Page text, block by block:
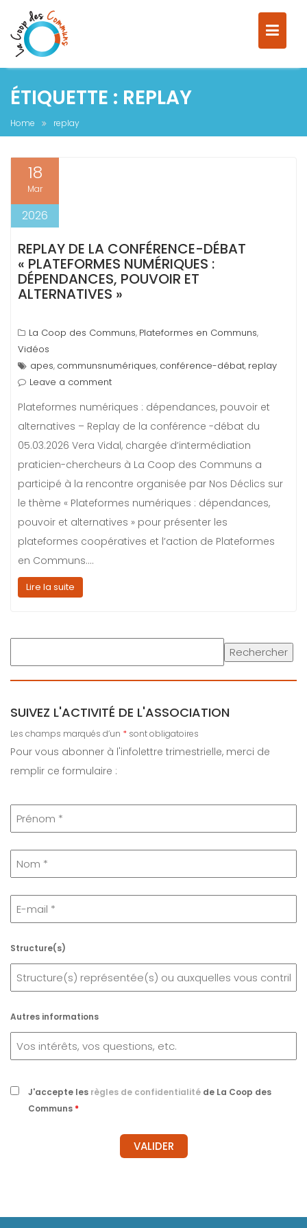
ÉTIQUETTE : REPLAY
Home replay
18
Mar
2026
REPLAY DE LA CONFÉRENCE-DÉBAT
« PLATEFORMES NUMÉRIQUES :
DÉPENDANCES, POUVOIR ET
ALTERNATIVES »
La Coop des Communs, Plateformes en Communs,
Vidéos
apes, communsnumériques, conférence-débat, replay
Leave a comment
Plateformes numériques : dépendances, pouvoir et
alternatives – Replay de la conférence -débat du
05.03.2026 Vera Vidal, chargée d’intermédiation
praticien-chercheurs à La Coop des Communs a
participé à la rencontre organisée par Nos Déclics sur
le thème « Plateformes numériques : dépendances,
pouvoir et alternatives » pour présenter les
plateformes coopératives et l’action de Plateformes
en Communs.…
Lire la suite
c
e
r
e
Rechercher
SUIVEZ L'ACTIVITÉ DE L'ASSOCIATION
Les champs marqués d’un * sont obligatoires
Pour vous abonner à l'infolettre trimestrielle, merci de
remplir ce formulaire :
Structure(s)
Autres informations
J'accepte les règles de confidentialité de La Coop des
Communs *